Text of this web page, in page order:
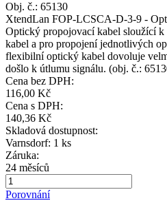
Obj. č.: 65130
XtendLan FOP-LCSCA-D-3-9 -
Optický propojovací kabel sloužící
kabel a pro propojení jednotlivých
flexibilní optický kabel dovoluje
došlo k útlumu signálu. (obj. č.:
Cena bez DPH:
116,00 Kč
Cena s DPH:
140,36 Kč
Skladová dostupnost:
Varnsdorf: 1 ks
Záruka:
24 měsíců
Porovnání